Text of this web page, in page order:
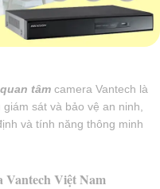
tâm camera Vantech là
sát và bảo vệ an ninh,
và tính năng thông minh
Việt Nam